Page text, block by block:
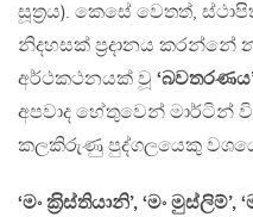
සූත‍්‍රය). කෙසේ වෙතත්,
නිදහසක් ප‍්‍රදානය කරන්නේ
අර්ථකථනයක් වූ
අපවාද හේතුවෙන් මාර්ටින්
කලකිරුණු පුද්ගලයෙකු
‘මං ක‍්‍රිස්තියානි’, ‘මං මුස්ලිම්’,